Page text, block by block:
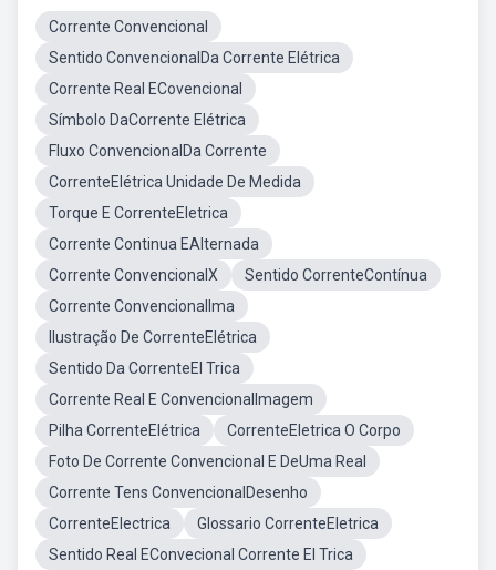
Corrente Convencional
Sentido ConvencionalDa Corrente Elétrica
Corrente Real ECovencional
Símbolo DaCorrente Elétrica
Fluxo ConvencionalDa Corrente
CorrenteElétrica Unidade De Medida
Torque E CorrenteEletrica
Corrente Continua EAlternada
Corrente ConvencionalX
Sentido CorrenteContínua
Corrente ConvencionalIma
Ilustração De CorrenteElétrica
Sentido Da CorrenteEl Trica
Corrente Real E ConvencionalImagem
Pilha CorrenteElétrica
CorrenteEletrica O Corpo
Foto De Corrente Convencional E DeUma Real
Corrente Tens ConvencionalDesenho
CorrenteElectrica
Glossario CorrenteEletrica
Sentido Real EConvecional Corrente El Trica